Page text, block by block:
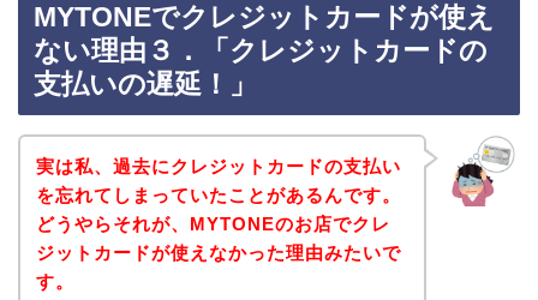
MYTONEでクレジットカードが使え
ない理由３．「クレジットカードの
支払いの遅延！」
実は私、過去にクレジットカードの支払い
を忘れてしまっていたことがあるんです。
どうやらそれが、MYTONEのお店でクレ
ジットカードが使えなかった理由みたいで
す。